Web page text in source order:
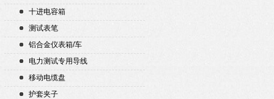
十进电容箱
测试表笔
铝合金仪表箱/车
电力测试专用导线
移动电缆盘
护套夹子